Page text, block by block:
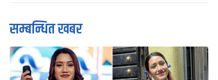
सम्बन्धित खबर